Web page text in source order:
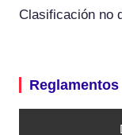
Clasificación no
Reglamentos